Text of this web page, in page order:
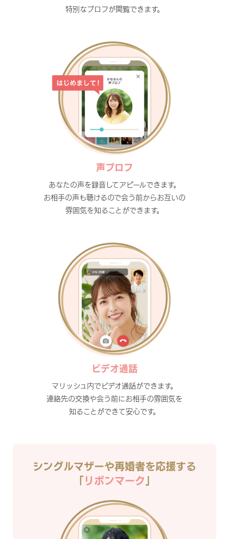
特別なプロフが閲覧できます。
声プロフ
あなたの声を録音してアピールできます。
お相手の声も聴けるので会う前からお互いの
雰囲気を知ることができます。
ビデオ通話
マリッシュ内でビデオ通話ができます。
連絡先の交換や会う前にお相手の雰囲気を
知ることができて安心です。
シングルマザーや再婚者を応援する
「 リボンマーク